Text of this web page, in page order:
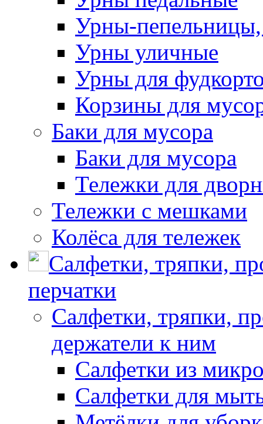
Урны-
Урны уличные
Урны для
Корзины для
Баки для мусора
Баки для мусора
Тележки для
Тележки с мешками
Колёса для тележек
Салфетки, тряпки,
перчатки
Салфетки, тряпки,
держатели к ним
Салфетки из
Салфетки для